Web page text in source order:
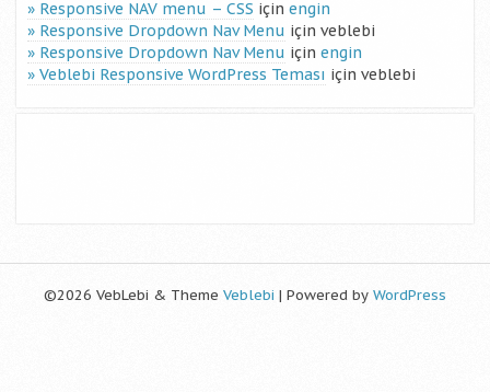
Responsive NAV menu – CSS için engin
Responsive Dropdown Nav Menu için veblebi
Responsive Dropdown Nav Menu için engin
Veblebi Responsive WordPress Teması için veblebi
©2026 VebLebi & Theme Veblebi | Powered by WordPress